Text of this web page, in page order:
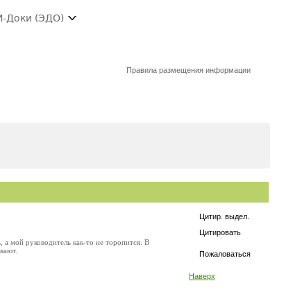
Доки (ЭДО)
Правила размещения информации
Цитир. выдел.
Цитировать
Пожаловаться
Наверх
а мой руководитель как-то не торопится. В